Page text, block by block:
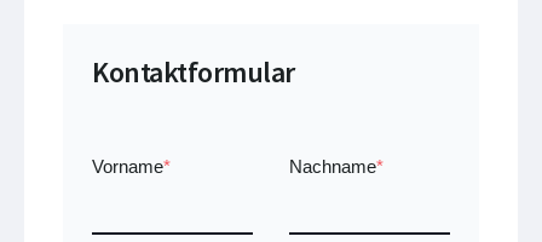
Kontaktformular
Vorname* Nachname*